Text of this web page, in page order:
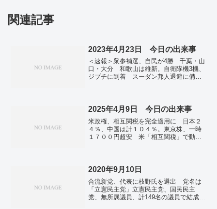
関連記事
2023年4月23日 今日の出来事
＜速報＞衆参補選、自民が4勝 千葉・山
口・大分 和歌山は維新。自衛隊機3機、
ジブチに到着 スーダン邦人退避に備え
から1年、追悼式で犠牲者に祈り…北海道
労働雇用相会合で共同声明。G7農相、食
料安保強化へ連携 生産性向上、ウクラ
イナ支援も。全国で新たに8694人が感
2025年4月9日 今日の出来事
米政権、相互関税を完全適用に 日本２
４％、中国は計１０４％。東京株、一時
１７００円超安 米「相互関税」で動揺
３％要求。「インド太平洋」との連携重
長。備蓄米、追加で10万トン放出へ 価
格安定のため7月まで毎月実施。韓国・最
大野党の代表、辞任表明 大統領選の予
2020年9月10日
合流新党、代表に枝野氏を選出 党名は
「立憲民主党」立憲民主党、国民民主
党、無所属議員、計149名の議員で結成す